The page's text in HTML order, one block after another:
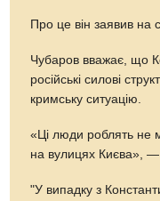
Про це він заявив на
Чубаров вважає, що
російські силові
кримську ситуацію.
«Ці люди роблять не
на вулицях Києва», —
"У випадку з